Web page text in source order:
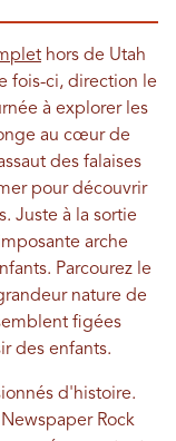
hors de Utah
fois-ci, direction le
à explorer les
au cœur de
des falaises
pour découvrir
Juste à la sortie
arche
Parcourez le
nature de
figées
des enfants.
d'histoire.
Rock